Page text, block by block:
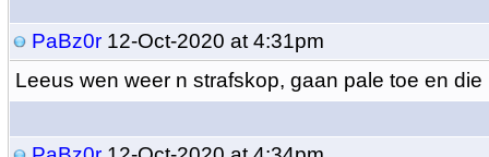
PaBz0r12-Oct-2020 at 4:31pm
Leeus wen weer n strafskop, gaan pale toe en die